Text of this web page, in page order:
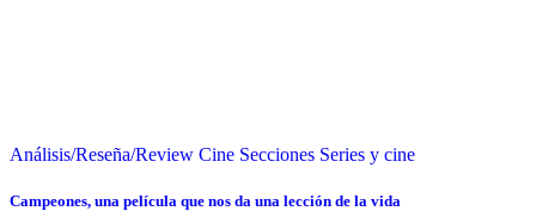
Análisis/Reseña/Review Cine Secciones Series y cine
Campeones, una película que nos da una lección de la vida